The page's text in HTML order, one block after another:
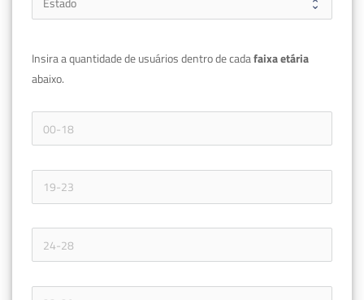
Insira a quantidade de usuários dentro de cada
abaixo.